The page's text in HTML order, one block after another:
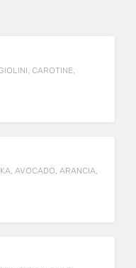
CAROTINE,
AVOCADO, ARANCIA,